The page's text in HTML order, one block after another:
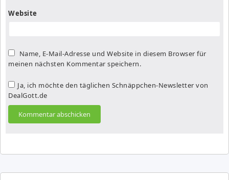
Website
Name, E-Mail-Adresse und Website in diesem Browser für
meinen nächsten Kommentar speichern.
Ja, ich möchte den täglichen Schnäppchen-Newsletter von
DealGott.de